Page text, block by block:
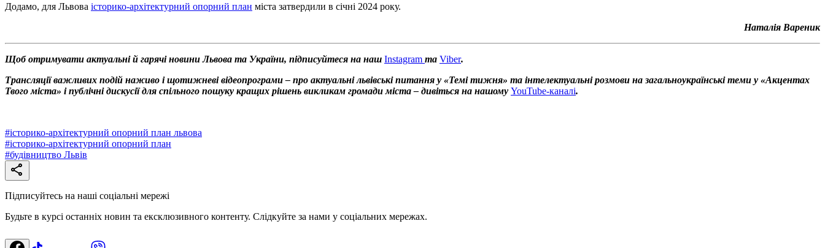
Додамо, для Львова історико-архітектурний опорний план міста затвердили в січні 2024 року.
Наталія Вареник
Щоб отримувати актуальні й гарячі новини Львова та України, підписуйтеся на наш Instagram та Viber.
Трансляції важливих подій наживо і щотижневі відеопрограми – про актуальні львівські питання у «Темі тижня» та інтелектуальні розмови на загальноукраїнські теми у «Акцентах
Твого міста» і публічні дискусії для спільного пошуку кращих рішень викликам громади міста – дивіться на нашому YouTube-каналі.
#історико-архітектурний опорний план львова
#історико-архітектурний опорний план
#будівництво Львів
Підписуйтесь на наші соціальні мережі
Будьте в курсі останніх новин та ексклюзивного контенту. Слідкуйте за нами у соціальних мережах.